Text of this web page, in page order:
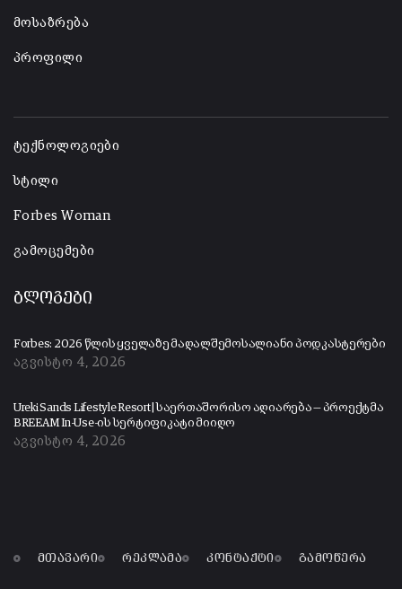
მოსაზრება
პროფილი
ტექნოლოგიები
სტილი
Forbes Woman
გამოცემები
ბლოგები
Forbes: 2026 წლის ყველაზე მაღალშემოსალიანი პოდკასტერები
აგვისტო 4, 2026
Ureki Sands Lifestyle Resort | საერთაშორისო აღიარება — პროექტმა
BREEAM In-Use-ის სერტიფიკატი მიიღო
აგვისტო 4, 2026
მთავარი რეკლამა კონტაქტი გამოწერა